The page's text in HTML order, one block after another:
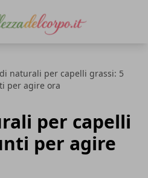
naturali per capelli grassi: 5
per agire ora
per capelli
per agire